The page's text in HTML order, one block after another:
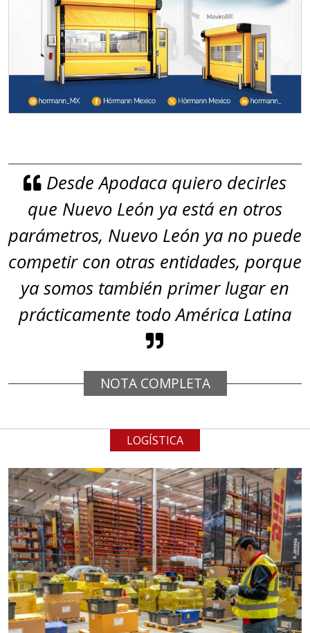
Desde Apodaca quiero decirles
que Nuevo León ya está en otros
parámetros, Nuevo León ya no puede
competir con otras entidades, porque
ya somos también primer lugar en
prácticamente todo América Latina
NOTA COMPLETA
LOGÍSTICA